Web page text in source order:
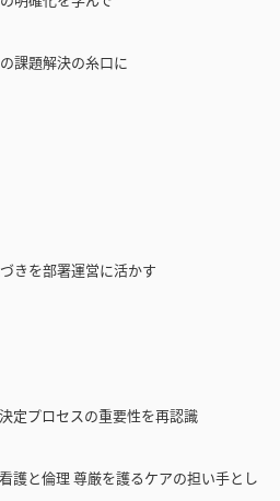
課題解決の糸口に
きを部署運営に活かす
定プロセスの重要性を再認識
護と倫理 尊厳を護るケアの担い手とし